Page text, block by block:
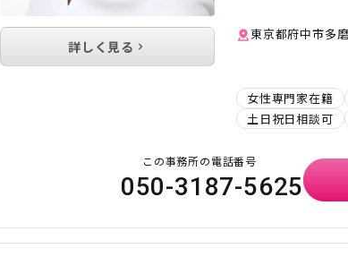
東京都府中市多
女性専門家在籍
土日祝日相談可
詳しく見る
この事務所の電話番号
050-3187-5625